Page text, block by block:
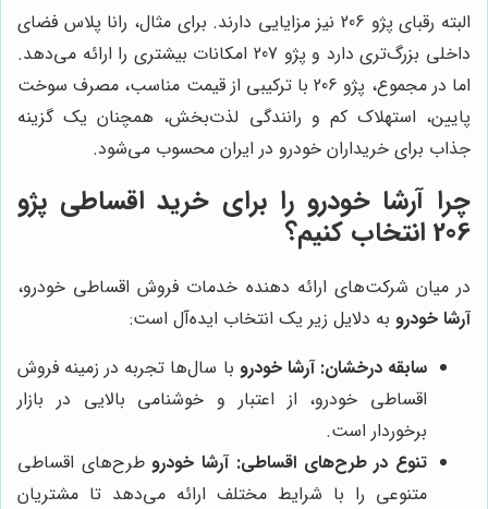
البته رقبای پژو 206 نیز مزایایی دارند. برای مثال، رانا پلاس فضای
داخلی بزرگ‌تری دارد و پژو 207 امکانات بیشتری را ارائه می‌دهد.
اما در مجموع، پژو 206 با ترکیبی از قیمت مناسب، مصرف سوخت
پایین، استهلاک کم و رانندگی لذت‌بخش، همچنان یک گزینه
جذاب برای خریداران خودرو در ایران محسوب می‌شود.
چرا آرشا خودرو را برای خرید اقساطی پژو
206 انتخاب کنیم؟
در میان شرکت‌های ارائه دهنده خدمات فروش اقساطی خودرو،
آرشا خودرو به دلایل زیر یک انتخاب ایده‌آل است:
سابقه درخشان: آرشا خودرو با سال‌ها تجربه در زمینه فروش
اقساطی خودرو، از اعتبار و خوشنامی بالایی در بازار
برخوردار است.
تنوع در طرح‌های اقساطی: آرشا خودرو طرح‌های اقساطی
متنوعی را با شرایط مختلف ارائه می‌دهد تا مشتریان